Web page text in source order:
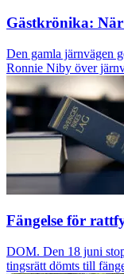
Gästkrönika:
Den gamla järnvägen
Ronnie Niby över
Fängelse för
DOM. Den 18 juni
tingsrätt dömts till